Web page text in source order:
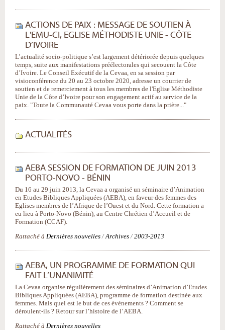
ACTIONS DE PAIX : MESSAGE DE SOUTIEN À
L'EMU-CI, EGLISE MÉTHODISTE UNIE - CÔTE
D’IVOIRE
L’actualité socio-politique s’est largement détériorée depuis quelques
temps, suite aux manifestations préélectorales qui secouent la Côte
d’Ivoire. Le Conseil Exécutif de la Cevaa, en sa session par
visioconférence du 20 au 23 octobre 2020, adresse un courrier de
soutien et de remerciement à tous les membres de l'Eglise Méthodiste
Unie de la Côte d’Ivoire pour son engagement actif au service de la
paix. "Toute la Communauté Cevaa vous porte dans la prière..."
ACTUALITÉS
AEBA SESSION DE FORMATION DE JUIN 2013
PORTO-NOVO - BÉNIN
Du 16 au 29 juin 2013, la Cevaa a organisé un séminaire d’Animation
en Etudes Bibliques Appliquées (AEBA), en faveur des femmes des
Eglises membres de l’Afrique de l’Ouest et du Nord. Cette formation a
eu lieu à Porto-Novo (Bénin), au Centre Chrétien d’Accueil et de
Formation (CCAF).
Rattaché à Dernières nouvelles /Archives /2003-2013
AEBA, UN PROGRAMME DE FORMATION QUI
FAIT L’UNANIMITÉ
La Cevaa organise régulièrement des séminaires d’Animation d’Etudes
Bibliques Appliquées (AEBA), programme de formation destinée aux
femmes. Mais quel est le but de ces événements ? Comment se
déroulent-ils ? Retour sur l’histoire de l’AEBA.
Rattaché à Dernières nouvelles